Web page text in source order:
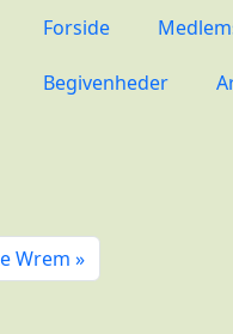
Forside
Begivenheder
Wrem